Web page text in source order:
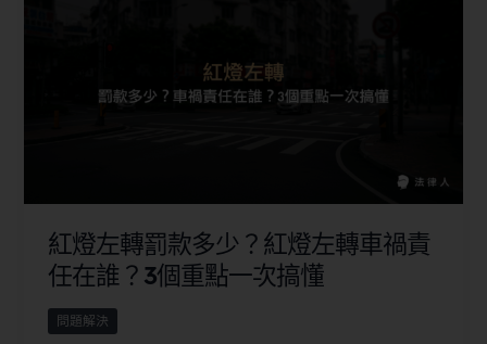
紅燈左轉罰款多少？紅燈左轉車禍責
任在誰？3個重點一次搞懂
問題解決